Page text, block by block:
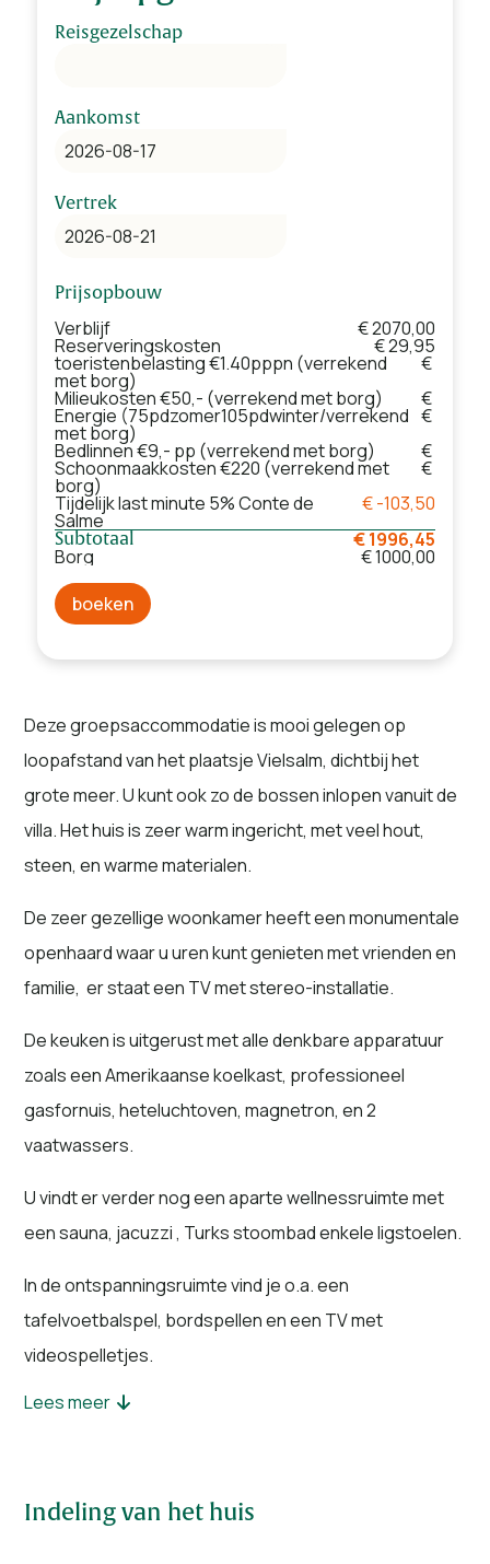
Reisgezelschap
Aankomst
Vertrek
Prijsopbouw
Verblijf € 2070,00
Reserveringskosten € 29,95
toeristenbelasting €1.40pppn (verrekend
met borg)
€
Milieukosten €50,- (verrekend met borg)
€
Energie (75pdzomer105pdwinter/verrekend
met borg)
€
Bedlinnen €9,- pp (verrekend met borg)
€
Schoonmaakkosten €220 (verrekend met
borg)
€
Tijdelijk last minute 5% Conte de
Salme
€ -103,50
Subtotaal € 1996,45
Borg
€ 1000,00
boeken
Deze groepsaccommodatie is mooi gelegen op
loopafstand van het plaatsje Vielsalm, dichtbij het
grote meer. U kunt ook zo de bossen inlopen vanuit de
villa. Het huis is zeer warm ingericht, met veel hout,
steen, en warme materialen.
De zeer gezellige woonkamer heeft een monumentale
openhaard waar u uren kunt genieten met vrienden en
familie, er staat een TV met stereo-installatie.
De keuken is uitgerust met alle denkbare apparatuur
zoals een Amerikaanse koelkast, professioneel
gasfornuis, heteluchtoven, magnetron, en 2
vaatwassers.
U vindt er verder nog een aparte wellnessruimte met
een sauna, jacuzzi , Turks stoombad enkele ligstoelen.
In de ontspanningsruimte vind je o.a. een
tafelvoetbalspel, bordspellen en een TV met
videospelletjes.
In totaal zijn er 9 slaapkamers en 10 badkamers,
genieten van het uitzicht op het meer. Buiten onder
Lees meer
Indeling van het huis